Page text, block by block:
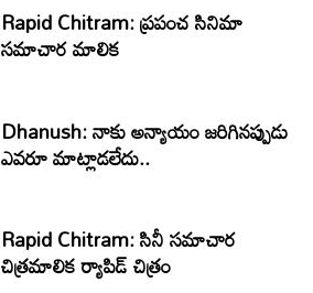
Rapid Chitram: ప్రపంచ సినిమా
సమాచార మాలిక
Dhanush: నాకు అన్యాయం జరిగినప్పుడు
ఎవరూ మాట్లాడలేదు..
Rapid Chitram: సినీ సమాచార
చిత్రమాలిక ర్యాపిడ్‌ చిత్రం